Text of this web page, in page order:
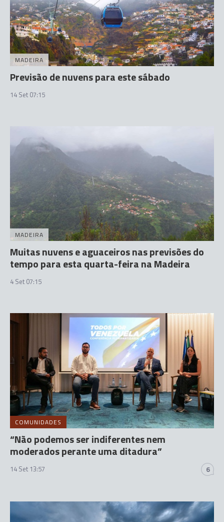
MADEIRA
Previsão de nuvens para este sábado
14 Set 07:15
MADEIRA
Muitas nuvens e aguaceiros nas previsões do
tempo para esta quarta-feira na Madeira
4 Set 07:15
COMUNIDADES
“Não podemos ser indiferentes nem
moderados perante uma ditadura”
14 Set 13:57 6